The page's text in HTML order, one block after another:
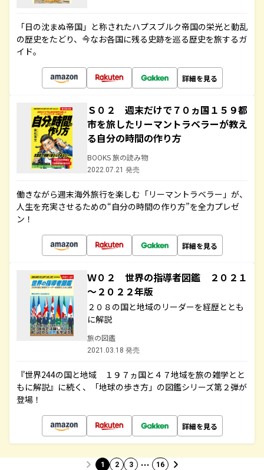
「日の沈まぬ帝国」と称されたハプスブルク帝国の栄光と動乱
の歴史をたどり、今なお各国に残る史跡を巡る歴史を旅するガ
イド。
詳細を見る
Ｓ０２ 週末だけで７０ヵ国１５９都
市を旅したリーマントラベラーが教え
る自分の時間の作り方
BOOKS 旅の読み物
2022.07.21 発売
働きながら週末海外旅行を楽しむ「リーマントラベラー」が、
人生を充実させるための“自分の時間の作り方”を全力プレゼ
ン！
詳細を見る
Ｗ０２ 世界の指導者図鑑 ２０２１
～２０２２年版
２０８の国と地域のリーダーを経歴ととも
に解説
旅の図鑑
2021.03.18 発売
『世界244の国と地域 １９７ヵ国と４７地域を旅の雑学とと
もに解説』に続く、「地球の歩き方」の図鑑シリーズ第２弾が
登場！
詳細を見る
1 2 3 … 16